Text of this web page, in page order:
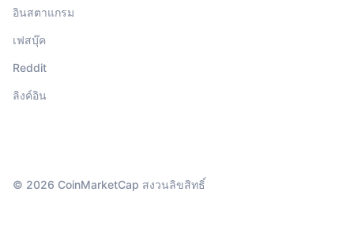
อินสตาแกรม
เฟสบุ๊ค
Reddit
ลิงค์อิน
© 2026 CoinMarketCap สงวนลิขสิทธิ์